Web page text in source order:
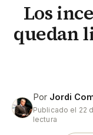
Los
quedan
Por Jordi
Publicado el 22
lectura